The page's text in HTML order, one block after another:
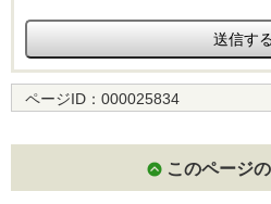
ページID： 000025834
このページ